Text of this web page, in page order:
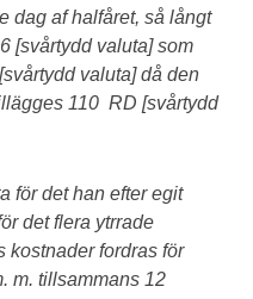
dag af halfåret, så långt
[svårtydd valuta] som
valuta] då den
110 RD [svårtydd
för det han efter egit
det flera ytrrade
kostnader fordras för
m. tillsammans 12